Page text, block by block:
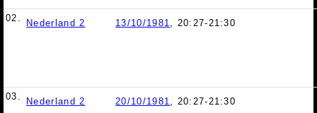
02. Nederland 2 13/10/1981, 20:27-21:30
03. Nederland 2 20/10/1981, 20:27-21:30